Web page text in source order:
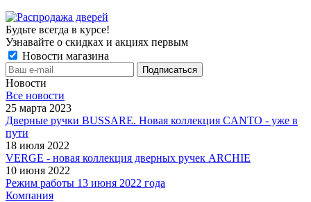
Будьте всегда в курсе!
Узнавайте о скидках и акциях первым
Новости магазина
Новости
Все новости
25 марта 2023
Дверные ручки BUSSARE. Новая коллекция CANTO - уже в
пути
18 июля 2022
VERGE - новая коллекция дверных ручек ARCHIE
10 июня 2022
Режим работы 13 июня 2022 года
Компания